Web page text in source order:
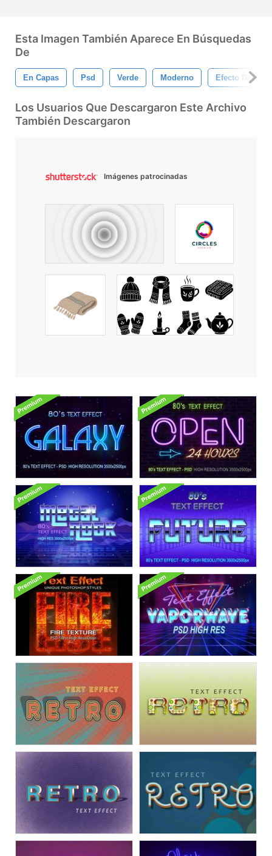
Esta Imagen También Aparece En Búsquedas
De
En Capas Psd Verde Moderno Efecto De
Los Usuarios Que Descargaron Este Archivo
También Descargaron
Imágenes patrocinadas